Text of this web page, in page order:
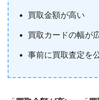
買取金額が高い
買取カードの幅が
事前に買取査定を